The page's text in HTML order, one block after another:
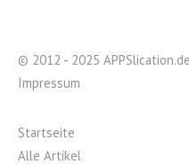
© 2012 - 2025 APPSlication.de
Impressum
Startseite
Alle Artikel